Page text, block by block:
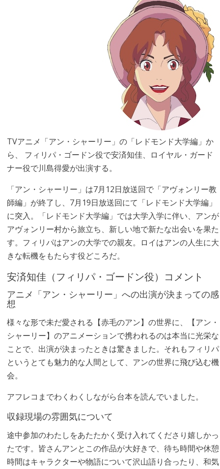
TVアニメ「アン・シャーリー」の「レドモンド大学編」か
ら、 フィリパ・ゴードン役で安済知佳、ロイヤル・ガード
ナー役で川島得愛が出演する。
「アン・シャーリー」は7月12日放送回で「アヴォンリー教
師編」が終了し、7月19日放送回にて「レドモンド大学編」
に突入。「レドモンド大学編」では大学入学に伴い、アンが
アヴォンリー村から旅立ち、新しい地で新たな出会いを果た
す。フィリパはアンの大学での親友。ロイはアンの人生に大
きな転機をもたらす役どころだ。
安済知佳（フィリパ・ゴードン役）コメント
アニメ「アン・シャーリー」への出演が決まっての感
想
様々な形で未だ愛される【赤毛のアン】の世界に、【アン・
シャーリー】のアニメーションで携われるのは本当に光栄な
ことで、出演が決まったときは驚きました。それもフィリパ
というとても魅力的な人間として、アンの世界に飛び込む機
会。
アフレコまでわくわくしながら台本を読んでいました。
収録現場の雰囲気について
途中参加のわたしをあたたかく受け入れてくださり嬉しかっ
たです。皆さんアンとこの作品が大好きで、待ち時間や休憩
時間はキャラクターや物語について沢山語り合ったり、和気